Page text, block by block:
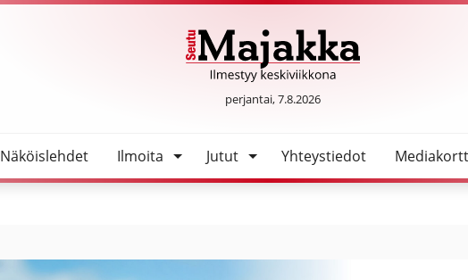
SeutuMajakka
perjantai, 7.8.2026
Näköislehdet Ilmoita Jutut Yhteystiedot